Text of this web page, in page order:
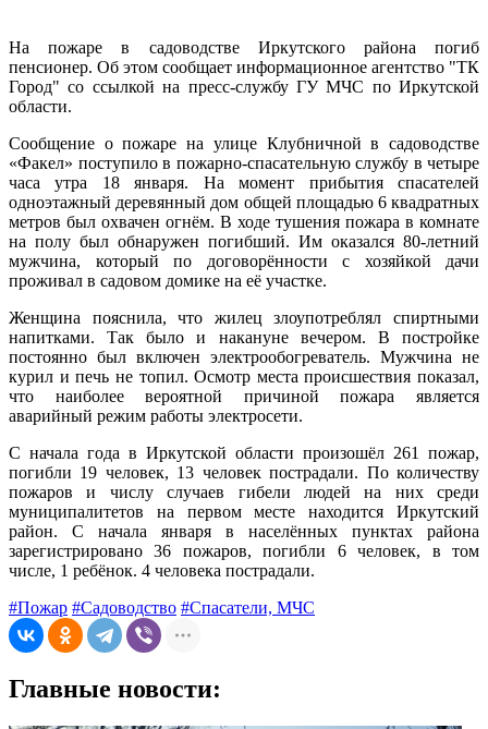
На пожаре в садоводстве Иркутского района погиб
пенсионер. Об этом сообщает информационное агентство "ТК
Город" со ссылкой на пресс-службу ГУ МЧС по Иркутской
области.
Сообщение о пожаре на улице Клубничной в садоводстве
«Факел» поступило в пожарно-спасательную службу в четыре
часа утра 18 января. На момент прибытия спасателей
одноэтажный деревянный дом общей площадью 6 квадратных
метров был охвачен огнём. В ходе тушения пожара в комнате
на полу был обнаружен погибший. Им оказался 80-летний
мужчина, который по договорённости с хозяйкой дачи
проживал в садовом домике на её участке.
Женщина пояснила, что жилец злоупотреблял спиртными
напитками. Так было и накануне вечером. В постройке
постоянно был включен электрообогреватель. Мужчина не
курил и печь не топил. Осмотр места происшествия показал,
что наиболее вероятной причиной пожара является
аварийный режим работы электросети.
С начала года в Иркутской области произошёл 261 пожар,
погибли 19 человек, 13 человек пострадали. По количеству
пожаров и числу случаев гибели людей на них среди
муниципалитетов на первом месте находится Иркутский
район. С начала января в населённых пунктах района
зарегистрировано 36 пожаров, погибли 6 человек, в том
числе, 1 ребёнок. 4 человека пострадали.
#Пожар #Садоводство #Спасатели, МЧС
Главные новости: